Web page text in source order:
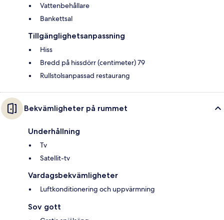
Vattenbehållare
Bankettsal
Tillgänglighetsanpassning
Hiss
Bredd på hissdörr (centimeter) 79
Rullstolsanpassad restaurang
Bekvämligheter på rummet
Underhållning
Tv
Satellit-tv
Vardagsbekvämligheter
Luftkonditionering och uppvärmning
Sov gott